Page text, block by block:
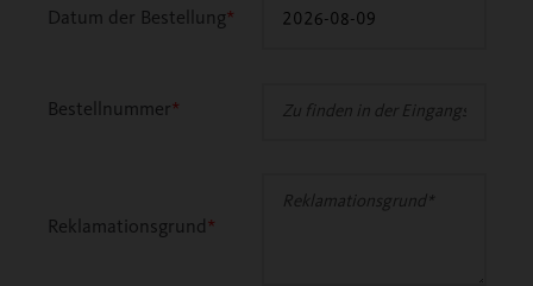
Datum der Bestellung*
Bestellnummer*
Reklamationsgrund *